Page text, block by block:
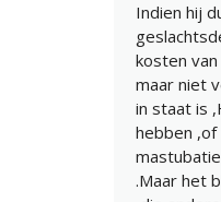
Indien hij
kosten
maar niet
in staat is
hebben ,of
.Maar het